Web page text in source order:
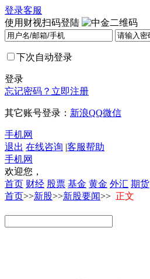
登录客服
使用财视扫码登陆
下次自动登录
登录
忘记密码？ 立即注册
其它账号登录： 新浪QQ微信
手机网
退出 在线咨询 |客服帮助
手机网
欢迎您，
首页 财经 股票 基金 黄金 外汇 期货
首页>>新股>>新股要闻>> 正文